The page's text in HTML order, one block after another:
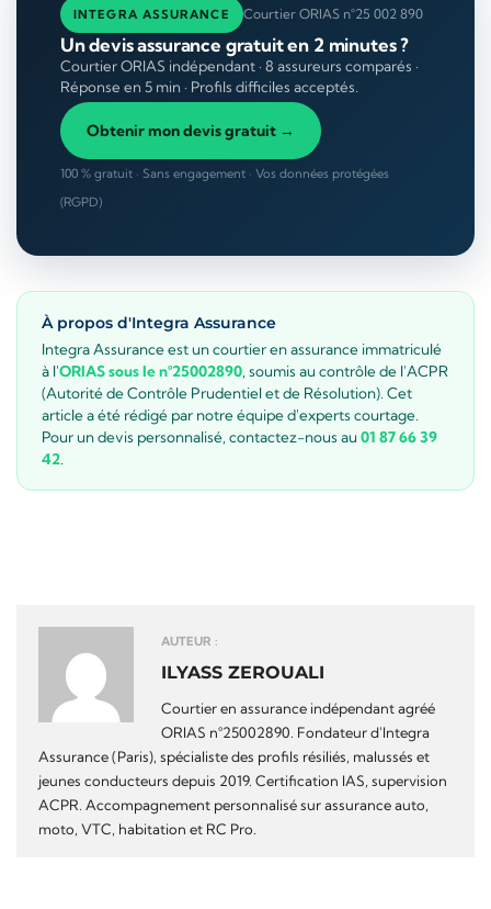
INTEGRA ASSURANCE Courtier ORIAS n°25 002 890
Un devis assurance gratuit en 2 minutes ?
Courtier ORIAS indépendant · 8 assureurs comparés ·
Réponse en 5 min · Profils difficiles acceptés.
Obtenir mon devis gratuit →
100 % gratuit · Sans engagement · Vos données protégées
(RGPD)
À propos d'Integra Assurance
Integra Assurance est un courtier en assurance immatriculé
à l'ORIAS sous le n°25002890, soumis au contrôle de l'ACPR
(Autorité de Contrôle Prudentiel et de Résolution). Cet
article a été rédigé par notre équipe d'experts courtage.
Pour un devis personnalisé, contactez-nous au 01 87 66 39
42
AUTEUR :
ILYASS ZEROUALI
Courtier en assurance indépendant agréé
ORIAS n°25002890. Fondateur d'Integra
Assurance (Paris), spécialiste des profils résiliés, malussés et
jeunes conducteurs depuis 2019. Certification IAS, supervision
ACPR. Accompagnement personnalisé sur assurance auto,
moto, VTC, habitation et RC Pro.